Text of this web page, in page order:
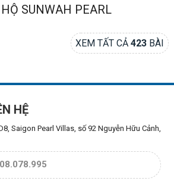
SUNWAH PEARL
XEM TẤT CẢ423 BÀI
HỆ
Saigon Pearl Villas, số 92 Nguyễn Hữu Cảnh,